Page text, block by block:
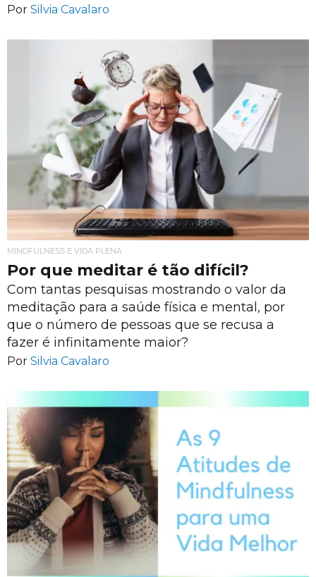
Por Silvia Cavalaro
MINDFULNESS E VIDA PLENA
Por que meditar é tão difícil?
Com tantas pesquisas mostrando o valor da
meditação para a saúde física e mental, por
que o número de pessoas que se recusa a
fazer é infinitamente maior?
Por Silvia Cavalaro